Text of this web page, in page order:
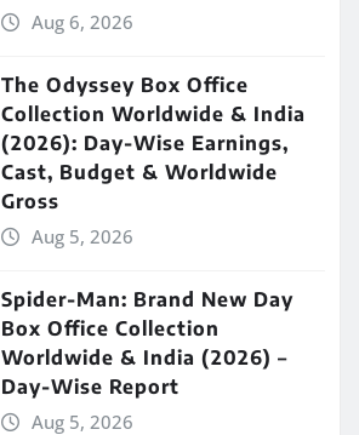
Aug 6, 2026
The Odyssey Box Office
Collection Worldwide & India
(2026): Day-Wise Earnings,
Cast, Budget & Worldwide
Gross
Aug 5, 2026
Spider-Man: Brand New Day
Box Office Collection
Worldwide & India (2026) –
Day-Wise Report
Aug 5, 2026